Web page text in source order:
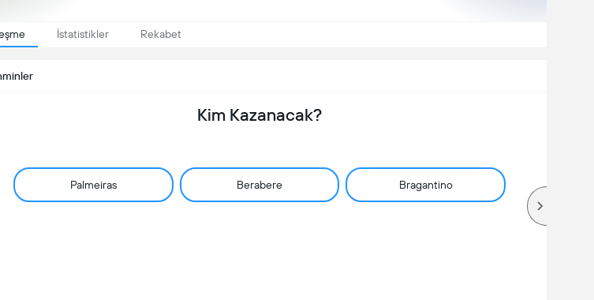
İstatistikler Rekabet
Kim Kazanacak?
Palmeiras Berabere Bragantino